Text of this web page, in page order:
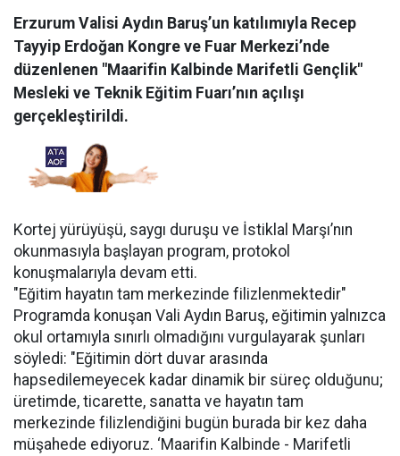
Erzurum Valisi Aydın Baruş’un katılımıyla Recep
Tayyip Erdoğan Kongre ve Fuar Merkezi’nde
düzenlenen "Maarifin Kalbinde Marifetli Gençlik"
Mesleki ve Teknik Eğitim Fuarı’nın açılışı
gerçekleştirildi.
Kortej yürüyüşü, saygı duruşu ve İstiklal Marşı’nın
okunmasıyla başlayan program, protokol
konuşmalarıyla devam etti.
"Eğitim hayatın tam merkezinde filizlenmektedir"
Programda konuşan Vali Aydın Baruş, eğitimin yalnızca
okul ortamıyla sınırlı olmadığını vurgulayarak şunları
söyledi: "Eğitimin dört duvar arasında
hapsedilemeyecek kadar dinamik bir süreç olduğunu;
üretimde, ticarette, sanatta ve hayatın tam
merkezinde filizlendiğini bugün burada bir kez daha
müşahede ediyoruz. ‘Maarifin Kalbinde - Marifetli